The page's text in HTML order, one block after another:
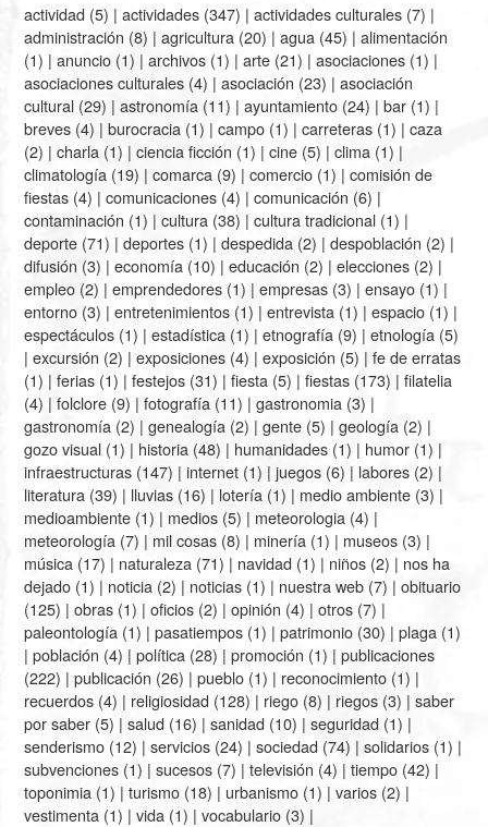
actividad (5) |actividades (347) |actividades culturales (7) |
administración (8) |agricultura (20) |agua (45) |alimentación
(1) |anuncio (1) |archivos (1) |arte (21) |asociaciones (1) |
asociaciones culturales (4) |asociación (23) |asociación
cultural (29) |astronomía (11) |ayuntamiento (24) |bar (1) |
breves (4) |burocracia (1) |campo (1) |carreteras (1) |caza
(2) |charla (1) |ciencia ficción (1) |cine (5) |clima (1) |
climatología (19) |comarca (9) |comercio (1) |comisión de
fiestas (4) |comunicaciones (4) |comunicación (6) |
contaminación (1) |cultura (38) |cultura tradicional (1) |
deporte (71) |deportes (1) |despedida (2) |despoblación (2) |
difusión (3) |economía (10) |educación (2) |elecciones (2) |
empleo (2) |emprendedores (1) |empresas (3) |ensayo (1) |
entorno (3) |entretenimientos (1) |entrevista (1) |espacio (1) |
espectáculos (1) |estadística (1) |etnografía (9) |etnología (5)
|excursión (2) |exposiciones (4) |exposición (5) |fe de erratas
(1) |ferias (1) |festejos (31) |fiesta (5) |fiestas (173) |filatelia
(4) |folclore (9) |fotografía (11) |gastronomia (3) |
gastronomía (2) |genealogía (2) |gente (5) |geología (2) |
gozo visual (1) | historia (48) | humanidades (1) | humor (1) |
infraestructuras (147) |internet (1) |juegos (6) | labores (2) |
literatura (39) | lluvias (16) | lotería (1) | medio ambiente (3) |
medioambiente (1) | medios (5) | meteorologia (4) |
meteorología (7) | mil cosas (8) | minería (1) | museos (3) |
música (17) | naturaleza (71) | navidad (1) | niños (2) | nos ha
dejado (1) | noticia (2) | noticias (1) | nuestra web (7) |obituario
(125) |obras (1) |oficios (2) |opinión (4) |otros (7) |
paleontología (1) |pasatiempos (1) |patrimonio (30) |plaga (1)
|población (4) |política (28) |promoción (1) |publicaciones
(222) |publicación (26) |pueblo (1) | reconocimiento (1) |
recuerdos (4) | religiosidad (128) | riego (8) | riegos (3) |saber
por saber (5) |salud (16) |sanidad (10) |seguridad (1) |
senderismo (12) |servicios (24) |sociedad (74) |solidarios (1) |
subvenciones (1) |sucesos (7) |televisión (4) |tiempo (42) |
toponimia (1) |turismo (18) | urbanismo (1) |varios (2) |
vestimenta (1) |vida (1) |vocabulario (3) |